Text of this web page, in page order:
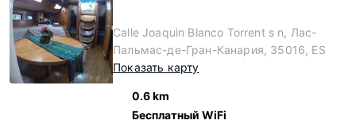
Calle Joaquin Blanco Torrent s n, Лас-
Пальмас-де-Гран-Канария, 35016, ES
Показать карту
0.6 km
Бесплатный WiFi